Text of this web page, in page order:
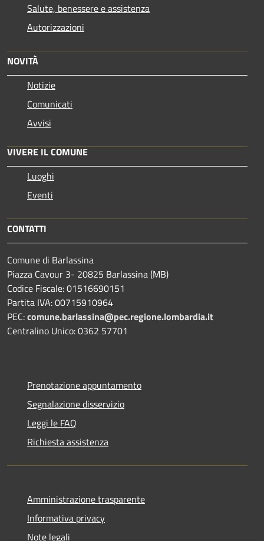
Salute, benessere e assistenza
Autorizzazioni
NOVITÀ
Notizie
Comunicati
Avvisi
VIVERE IL COMUNE
Luoghi
Eventi
CONTATTI
Comune di Barlassina
Piazza Cavour 3- 20825 Barlassina (MB)
Codice Fiscale: 01516690151
Partita IVA: 00715910964
PEC:comune.barlassina@pec.regione.lombardia.it
Centralino Unico: 0362 57701
Prenotazione appuntamento
Segnalazione disservizio
Leggi le FAQ
Richiesta assistenza
Amministrazione trasparente
Informativa privacy
Note legali